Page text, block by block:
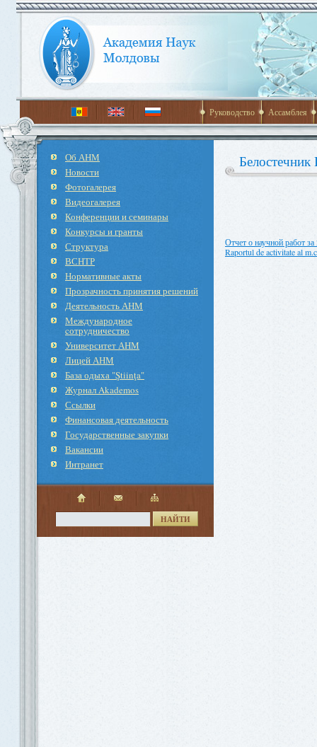
Руководство Ассамблея
Об АНМ
Новости
Фотогалерея
Видеогалерея
Конференции и семинары
Конкурсы и гранты
Структура
ВСНТР
Нормативные акты
Прозрачность принятия решений
Деятельность АНМ
Международное
cотрудничество
Университет АНМ
Лицей АНМ
База одыха "Ştiinţa"
Журнал Akademos
Ссылки
Финансовая деятельность
Государственные закупки
Вакансии
Интранет
НАЙТИ
Отчет о научной работ
Raportul de activitate al